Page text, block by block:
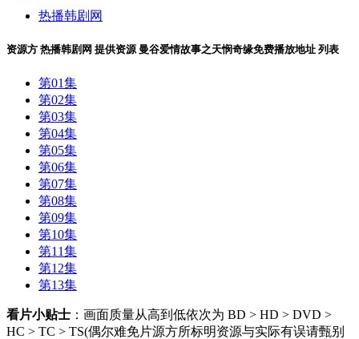
热播韩剧网
资源方 热播韩剧网 提供资源 曼谷爱情故事之天悯奇缘免费播放地址 列表
第01集
第02集
第03集
第04集
第05集
第06集
第07集
第08集
第09集
第10集
第11集
第12集
第13集
看片小贴士 ：画面质量从高到低依次为 BD > HD > DVD >
HC > TC > TS(偶尔难免片源方所标明资源与实际有误请甄别